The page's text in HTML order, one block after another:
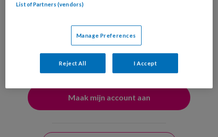
Springer Media B.V.
Uw bovenstaande gegevens kunnen worden toegevoegd aan
uw profiel in overeenstemming met onsprivacy statement
List of Partners (vendors)
Manage Preferences
Reject All I Accept